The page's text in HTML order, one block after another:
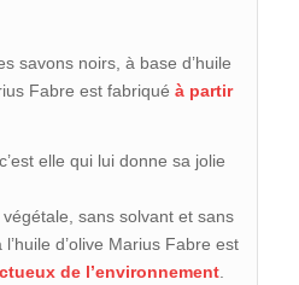
savons noirs, à base d’huile
Fabre est fabriqué à partir
elle qui lui donne sa jolie
sans solvant et sans
d’olive Marius Fabre est
de l’environnement.